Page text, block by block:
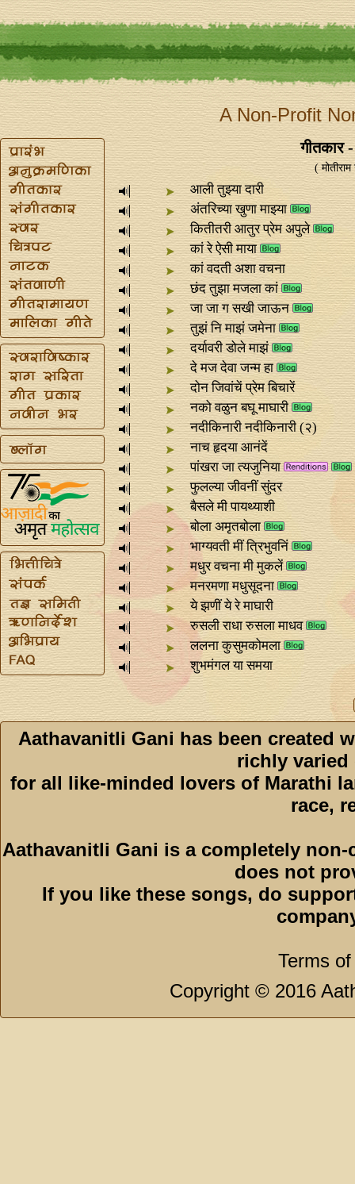
A Non-Profit
गीतकार
(
आली तुझ्या दारी
अंतरिच्या खुणा माझ्या
कितीतरी आतुर प्रेम अपुले
कां रे ऐसी माया
कां वदती अशा वचना
छंद तुझा मजला कां
जा जा ग सखी जाऊन
तुझं नि माझं जमेना
दर्यावरी डोले माझं
दे मज देवा जन्म हा
​दोन जिवांचें प्रेम बिचारें
नको वळुन बघू माघारी
नदीकिनारी नदीकिनारी (२)
नाच हृदया आनंदें
पांखरा जा त्यजुनिया
​फुलल्या जीवनीं सुंदर
बैसले मी पायथ्याशी
बोला अमृतबोला
भाग्यवती मीं त्रिभुवनिं
मधुर वचना मी मुकलें
मनरमणा मधुसूदना
ये झणीं ये रे माघारी
रुसली राधा रुसला माधव
ललना कुसुमकोमला
शुभमंगल या समया
Aathavanitli Gani has been created
richly varied
for all like-minded lovers of Marathi
race,
Aathavanitli Gani is a completely
does not
If you like these songs, do
Terms
Copyright © 2016